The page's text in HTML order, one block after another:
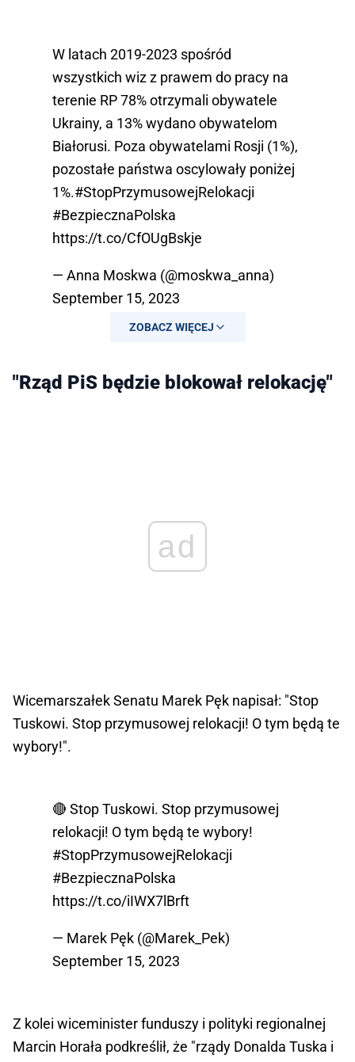
W latach 2019-2023 spośród
wszystkich wiz z prawem do pracy na
terenie RP 78% otrzymali obywatele
Ukrainy, a 13% wydano obywatelom
Białorusi. Poza obywatelami Rosji (1%),
pozostałe państwa oscylowały poniżej
1%.#StopPrzymusowejRelokacji
#BezpiecznaPolska
https://t.co/CfOUgBskje
— Anna Moskwa (@moskwa_anna)
September 15, 2023
ZOBACZ WIĘCEJ
"Rząd PiS będzie blokował relokację"
ad
Wicemarszałek Senatu Marek Pęk napisał: "Stop
Tuskowi. Stop przymusowej relokacji! O tym będą te
wybory!".
🔴 Stop Tuskowi. Stop przymusowej
relokacji! O tym będą te wybory!
#StopPrzymusowejRelokacji
#BezpiecznaPolska
https://t.co/iIWX7lBrft
— Marek Pęk (@Marek_Pek)
September 15, 2023
Z kolei wiceminister funduszy i polityki regionalnej
Marcin Horała podkreślił, że "rządy Donalda Tuska i